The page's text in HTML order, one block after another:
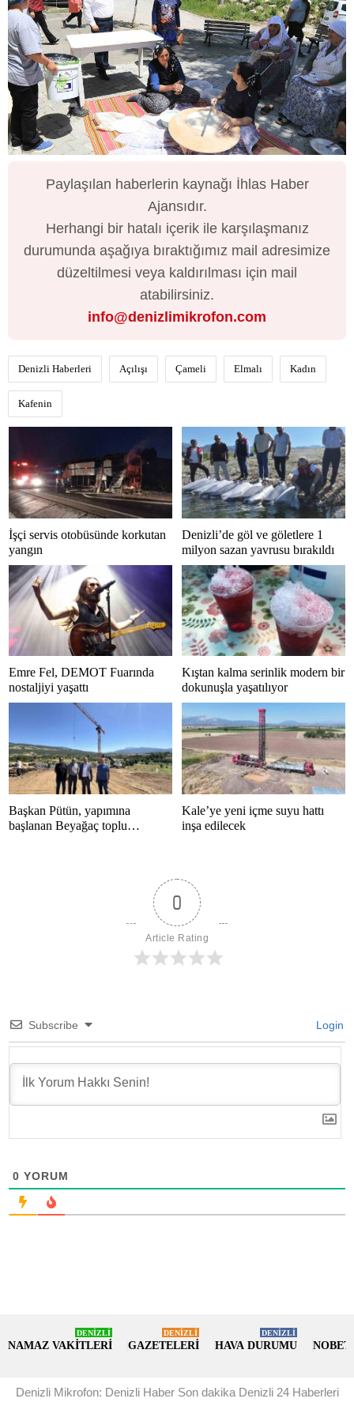
Paylaşılan haberlerin kaynağı İhlas Haber
Ajansıdır.
Herhangi bir hatalı içerik ile karşılaşmanız
durumunda aşağıya bıraktığımız mail adresimize
düzeltilmesi veya kaldırılması için mail
atabilirsiniz.
info@denizlimikrofon.com
Denizli Haberleri Açılışı Çameli Elmalı Kadın
Kafenin
İşçi servis otobüsünde korkutan
yangın
Denizli’de göl ve göletlere 1
milyon sazan yavrusu bırakıldı
Emre Fel, DEMOT Fuarında
nostaljiyi yaşattı
Kıştan kalma serinlik modern bir
dokunuşla yaşatılıyor
Başkan Pütün, yapımına
başlanan Beyağaç toplu
Kale’ye yeni içme suyu hattı
inşa edilecek
0
Article Rating
Subscribe Login
0 YORUM
NAMAZ VAKİTLERİ
DENİZLİ
GAZETELERİ
DENİZLİ
HAVA DURUMU
DENİZLİ
Denizli Mikrofon: Denizli Haber Son dakika Denizli 24 Haberleri